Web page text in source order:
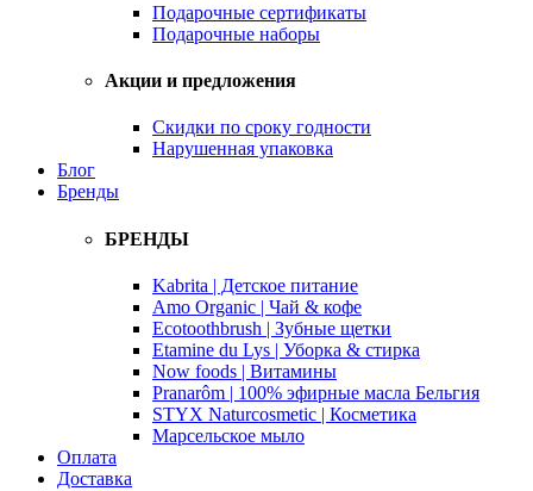
Подарочные сертификаты
Подарочные наборы
Акции и предложения
Скидки по сроку годности
Нарушенная упаковка
Блог
Бренды
БРЕНДЫ
Kabrita | Детское питание
Amo Organic | Чай & кофе
Ecotoothbrush | Зубные щетки
Etamine du Lys | Уборка & стирка
Now foods | Витамины
Pranarôm | 100% эфирные масла Бельгия
STYX Naturcosmetic | Косметика
Марсельское мыло
Оплата
Доставка